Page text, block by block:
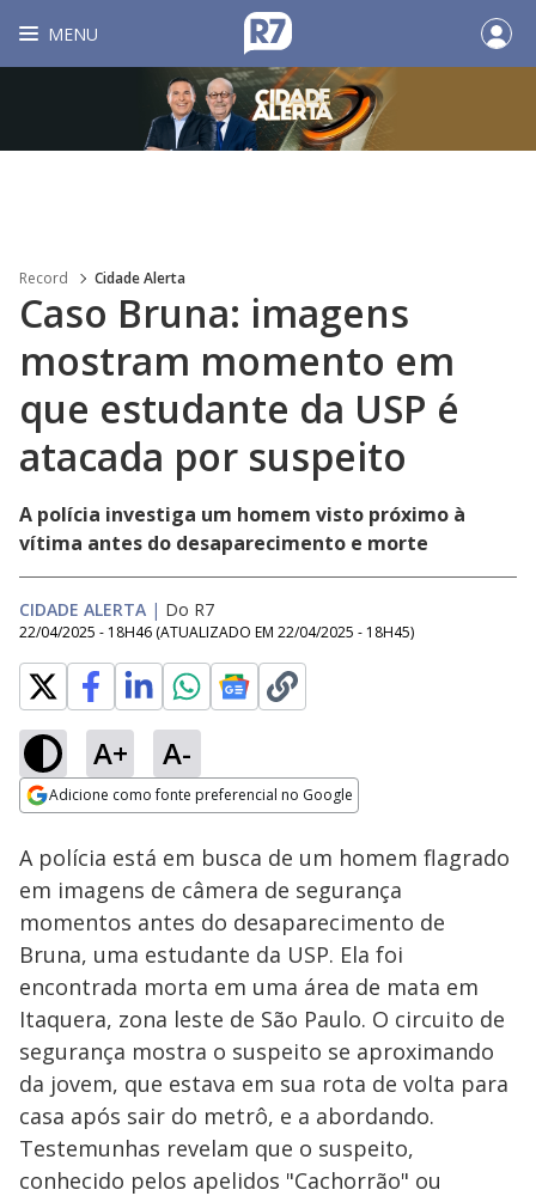
MENU
Record Cidade Alerta
Caso Bruna: imagens
mostram momento em
que estudante da USP é
atacada por suspeito
A polícia investiga um homem visto próximo à
vítima antes do desaparecimento e morte
CIDADE ALERTA | Do R7
22/04/2025 - 18H46 (ATUALIZADO EM 22/04/2025 - 18H45)
A+ A-
Adicione como fonte preferencial no Google
Ativar
Loaded:
11.37%
A polícia está em busca de um homem flagrado
em imagens de câmera de segurança
momentos antes do desaparecimento de
Bruna, uma estudante da USP. Ela foi
encontrada morta em uma área de mata em
Itaquera, zona leste de São Paulo. O circuito de
segurança mostra o suspeito se aproximando
da jovem, que estava em sua rota de volta para
casa após sair do metrô, e a abordando.
Testemunhas revelam que o suspeito,
conhecido pelos apelidos "Cachorrão" ou